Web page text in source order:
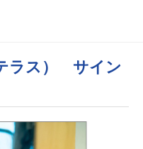
ラス） サイン